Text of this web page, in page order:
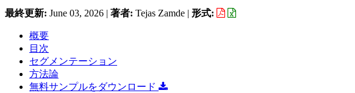
最終更新: June 03, 2026 | 著者: Tejas Zamde | 形式:
概要
目次
セグメンテーション
方法論
無料サンプルをダウンロード